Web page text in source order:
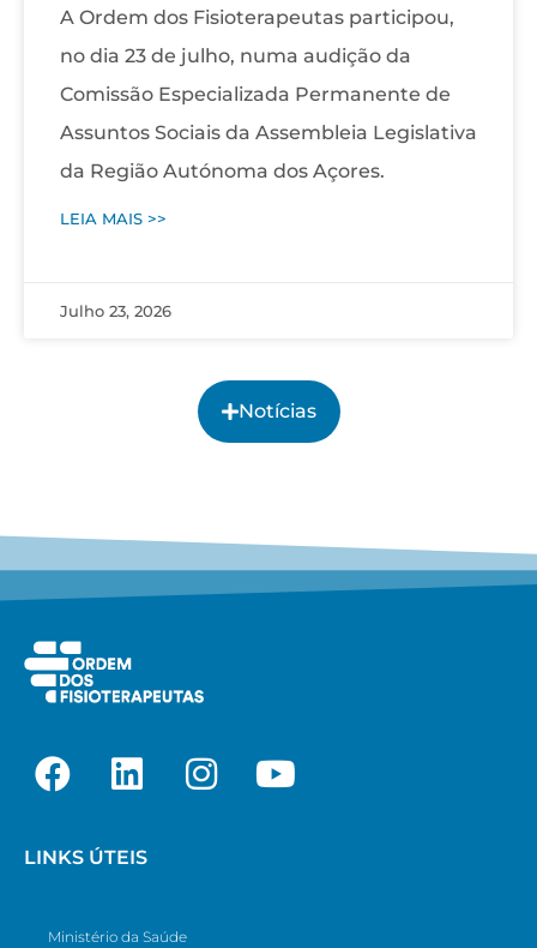
A Ordem dos Fisioterapeutas participou,
no dia 23 de julho, numa audição da
Comissão Especializada Permanente de
Assuntos Sociais da Assembleia Legislativa
da Região Autónoma dos Açores.
LEIA MAIS >>
Julho 23, 2026
Notícias
LINKS ÚTEIS
Ministério da Saúde